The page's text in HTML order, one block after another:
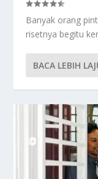
Banyak orang
risetnya begitu
BACA LEBIH